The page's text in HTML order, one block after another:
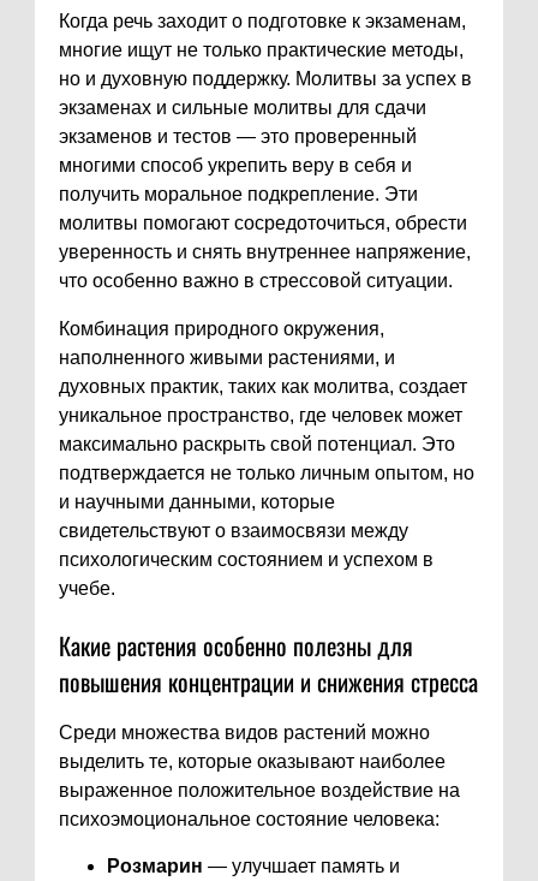
Когда речь заходит о подготовке к экзаменам,
многие ищут не только практические методы,
но и духовную поддержку. Молитвы за успех в
экзаменах и сильные молитвы для сдачи
экзаменов и тестов — это проверенный
многими способ укрепить веру в себя и
получить моральное подкрепление. Эти
молитвы помогают сосредоточиться, обрести
уверенность и снять внутреннее напряжение,
что особенно важно в стрессовой ситуации.
Комбинация природного окружения,
наполненного живыми растениями, и
духовных практик, таких как молитва, создает
уникальное пространство, где человек может
максимально раскрыть свой потенциал. Это
подтверждается не только личным опытом, но
и научными данными, которые
свидетельствуют о взаимосвязи между
психологическим состоянием и успехом в
учебе.
Какие растения особенно полезны для
повышения концентрации и снижения стресса
Среди множества видов растений можно
выделить те, которые оказывают наиболее
выраженное положительное воздействие на
психоэмоциональное состояние человека:
Розмарин — улучшает память и